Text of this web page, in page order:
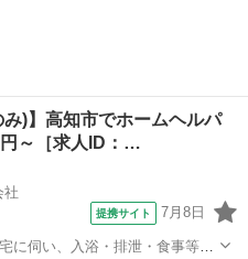
み)】高知市でホームヘルパ
～［求人ID：…
社
提携サイト 7月8日